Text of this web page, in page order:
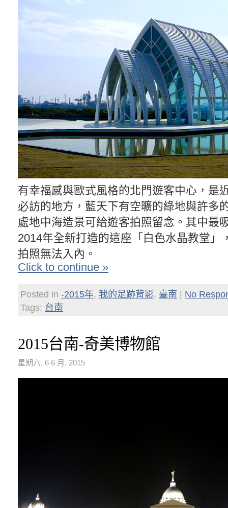
有幸福感與歐式風格的北門遊客中心，是
必訪的地方，藍天下有空曠的綠地與許多
處地中海造景可給遊客拍照留念。其中最
2014年全新打造的這座「白色水晶教堂」
拍照無法入內。
Click to continue »
Posted in -2015年, 我的足跡背影, 臺南
No
Tags: 台南
2015台南-奇美博物館
星期六, 6 6 月, 2015